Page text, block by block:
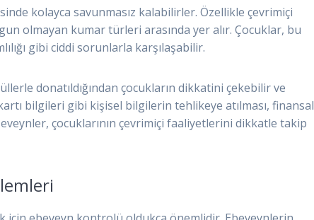
kolayca savunmasız kalabilirler. Özellikle çevrimiçi
olmayan kumar türleri arasında yer alır. Çocuklar, bu
gibi ciddi sorunlarla karşılaşabilir.
donatıldığından çocukların dikkatini çekebilir ve
bilgileri gibi kişisel bilgilerin tehlikeye atılması, finansal
çocuklarının çevrimiçi faaliyetlerini dikkatle takip